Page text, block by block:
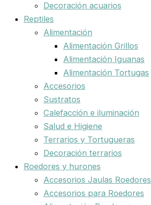
Decoración acuarios
Reptiles
Alimentación
Alimentación Grillos
Alimentación Iguanas
Alimentación Tortugas
Accesorios
Sustratos
Calefacción e iluminación
Salud e Higiene
Terrarios y Tortugueras
Decoración terrarios
Roedores y hurones
Accesorios Jaulas Roedores
Accesorios para Roedores